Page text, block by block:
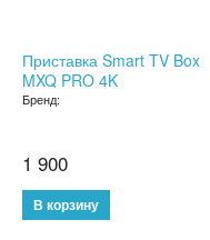
НАУШНИКИ
КАРАОКЕ МИКРОФОНЫ
Приставка Smart TV Box
MXQ PRO 4K
Бренд:
1 900